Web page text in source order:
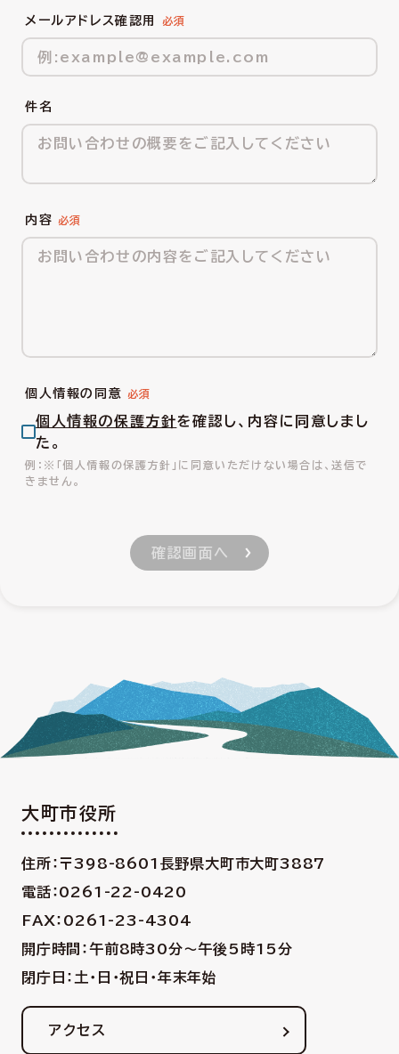
メールアドレス確認用
件名
内容
個人情報の同意
個人情報の保護方針を確認し、内容に同意しまし
た。
※「個人情報の保護方針」に同意いただけない場合は、送信で
きません。
大町市役所
住所：〒398-8601 長野県大町市大町3887
電話：0261-22-0420
FAX：0261-23-4304
開庁時間：午前8時30分〜午後5時15分
閉庁日：土・日・祝日・年末年始
アクセス